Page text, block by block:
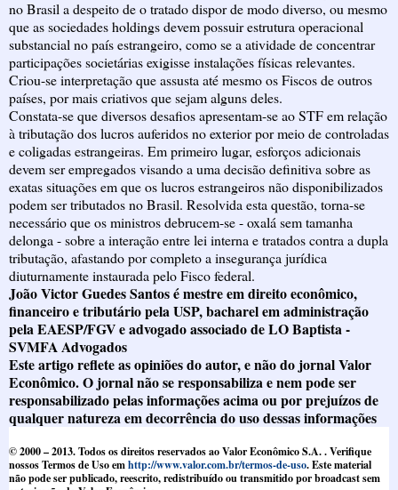
no Brasil a despeito de o tratado dispor de modo diverso, ou mesmo
que as sociedades holdings devem possuir estrutura operacional
substancial no país estrangeiro, como se a atividade de concentrar
participações societárias exigisse instalações físicas relevantes.
Criou-se interpretação que assusta até mesmo os Fiscos de outros
países, por mais criativos que sejam alguns deles.
Constata-se que diversos desafios apresentam-se ao STF em relação
à tributação dos lucros auferidos no exterior por meio de controladas
e coligadas estrangeiras. Em primeiro lugar, esforços adicionais
devem ser empregados visando a uma decisão definitiva sobre as
exatas situações em que os lucros estrangeiros não disponibilizados
podem ser tributados no Brasil. Resolvida esta questão, torna-se
necessário que os ministros debrucem-se - oxalá sem tamanha
delonga - sobre a interação entre lei interna e tratados contra a dupla
tributação, afastando por completo a insegurança jurídica
diuturnamente instaurada pelo Fisco federal.
João Victor Guedes Santos é mestre em direito econômico,
financeiro e tributário pela USP, bacharel em administração
pela EAESP/FGV e advogado associado de LO Baptista -
SVMFA Advogados
Este artigo reflete as opiniões do autor, e não do jornal Valor
Econômico. O jornal não se responsabiliza e nem pode ser
responsabilizado pelas informações acima ou por prejuízos de
qualquer natureza em decorrência do uso dessas informações
© 2000 – 2013. Todos os direitos reservados ao Valor Econômico S.A. . Verifique
nossos Termos de Uso emhttp://www.valor.com.br/termos-de-uso. Este material
não pode ser publicado, reescrito, redistribuído ou transmitido por broadcast sem